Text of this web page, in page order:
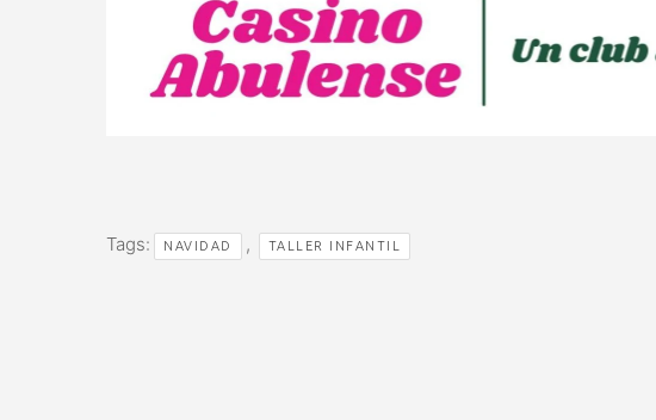
Tags: NAVIDAD , TALLER INFANTIL